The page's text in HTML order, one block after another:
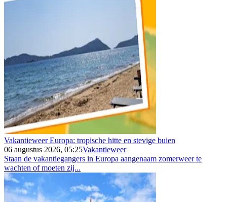
Vakantieweer Europa: tropische hitte en stevige buien
06 augustus 2026, 05:25Vakantieweer
Staan de vakantiegangers in Europa aangenaam zomerweer te
wachten of moeten zij...